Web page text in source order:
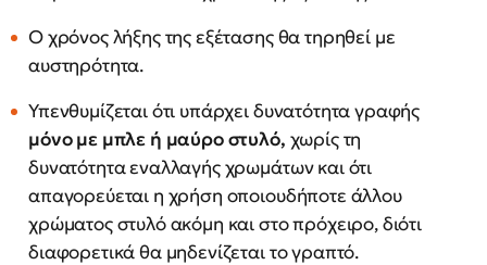
Ο χρόνος λήξης της εξέτασης θα τηρηθεί με
αυστηρότητα.
Υπενθυμίζεται ότι υπάρχει δυνατότητα γραφής
μόνο με μπλε ή μαύρο στυλό, χωρίς τη
δυνατότητα εναλλαγής χρωμάτων και ότι
απαγορεύεται η χρήση οποιουδήποτε άλλου
χρώματος στυλό ακόμη και στο πρόχειρο, διότι
διαφορετικά θα μηδενίζεται το γραπτό.